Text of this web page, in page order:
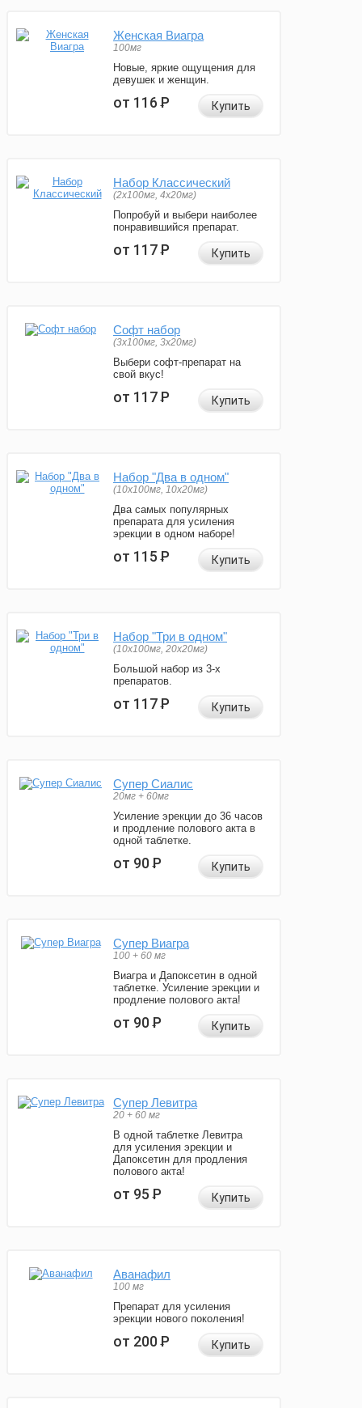
Женская Виагра
100мг
Новые, яркие ощущения для
девушек и женщин.
от 116Р Купить
Набор Классический
(2x100мг, 4x20мг)
Попробуй и выбери наиболее
понравившийся препарат.
от 117Р Купить
Софт набор
(3x100мг, 3x20мг)
Выбери софт-препарат на
свой вкус!
от 117Р Купить
Набор "Два в одном"
(10x100мг, 10x20мг)
Два самых популярных
препарата для усиления
эрекции в одном наборе!
от 115Р Купить
Набор "Три в одном"
(10x100мг, 20x20мг)
Большой набор из 3-х
препаратов.
от 117Р Купить
Супер Сиалис
20мг + 60мг
Усиление эрекции до 36 часов
и продление полового акта в
одной таблетке.
от 90Р Купить
Супер Виагра
100 + 60 мг
Виагра и Дапоксетин в одной
таблетке. Усиление эрекции и
продление полового акта!
от 90Р Купить
Супер Левитра
20 + 60 мг
В одной таблетке Левитра
для усиления эрекции и
Дапоксетин для продления
полового акта!
от 95Р Купить
Аванафил
100 мг
Препарат для усиления
эрекции нового поколения!
от 200Р Купить